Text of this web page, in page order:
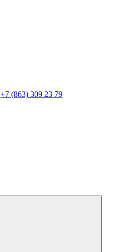
+7 (863) 309 23 79